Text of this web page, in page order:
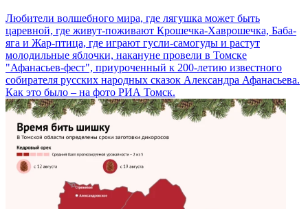
Любители волшебного мира, где лягушка может быть
царевной, где живут-поживают Крошечка-Хаврошечка, Баба-
яга и Жар-птица, где играют гусли-самогуды и растут
молодильные яблочки, накануне провели в Томске
"Афанасьев-фест", приуроченный к 200-летию известного
собирателя русских народных сказок Александра Афанасьева.
Как это было – на фото РИА Томск.